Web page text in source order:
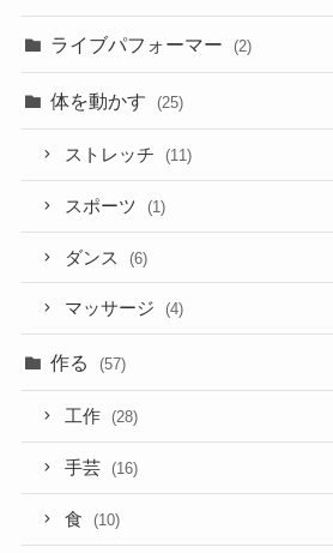
ライブパフォーマー (2)
体を動かす (25)
ストレッチ (11)
スポーツ (1)
ダンス (6)
マッサージ (4)
作る (57)
工作 (28)
手芸 (16)
食 (10)